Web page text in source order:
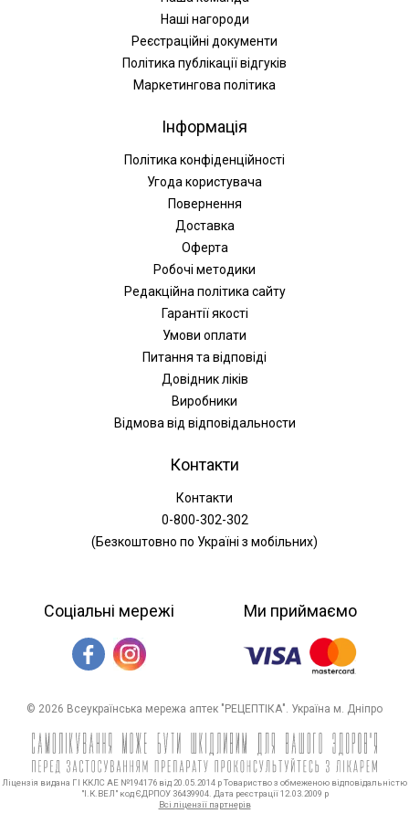
Наші нагороди
Реєстраційні документи
Політика публікації відгуків
Маркетингова політика
Інформація
Політика конфіденційності
Угода користувача
Повернення
Доставка
Оферта
Робочі методики
Редакційна політика сайту
Гарантії якості
Умови оплати
Питання та відповіді
Довідник ліків
Виробники
Відмова від відповідальности
Контакти
Контакти
0-800-302-302
(Безкоштовно по Україні з мобільних)
Соціальні мережі Ми приймаємо
© 2026 Всеукраїнська мережа аптек "РЕЦЕПТІКА". Україна м. Дніпро
Ліцензія видана ГІ ККЛС АЕ №194176 від 20.05.2014 р Товариство з обмеженою відповідальністю
"І.К.ВЕЛ" код ЄДРПОУ 36439904. Дата реєстрації 12.03.2009 р
Всі ліцензії партнерів